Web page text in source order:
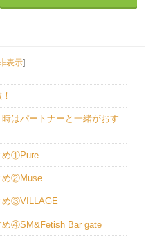
表示]
はパートナーと一緒がおす
め①Pure
め②Muse
め③VILLAGE
め④SM&Fetish Bar gate